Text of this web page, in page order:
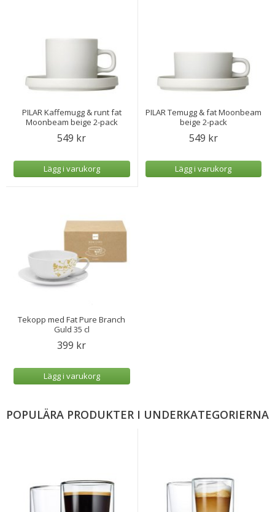
PILAR Kaffemugg & runt fat
Moonbeam beige 2-pack
549 kr
Lägg i varukorg
PILAR Temugg & fat Moonbeam
beige 2-pack
549 kr
Lägg i varukorg
Tekopp med Fat Pure Branch
Guld 35 cl
399 kr
Lägg i varukorg
POPULÄRA PRODUKTER I UNDERKATEGORIERNA